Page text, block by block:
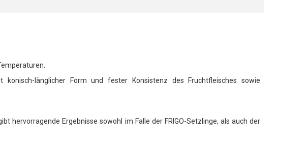
länglicher Form und fester Konsistenz des Fruchtfleisches sowie
hervorragende Ergebnisse sowohl im Falle der FRIGO-Setzlinge, als auch der